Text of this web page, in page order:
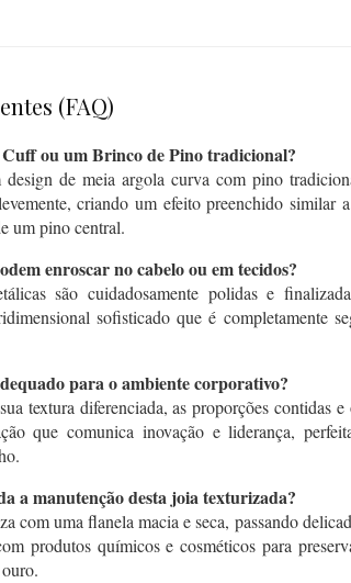
(FAQ)
ou um Brinco de Pino tradicional?
de meia argola curva com pino
criando um efeito preenchido similar
um pino central.
enroscar no cabelo ou em tecidos?
são cuidadosamente polidas e
sofisticado que é completamente
para o ambiente corporativo?
textura diferenciada, as proporções contidas
que comunica inovação e liderança,
a manutenção desta joia texturizada?
com uma flanela macia e seca, passando
produtos químicos e cosméticos para